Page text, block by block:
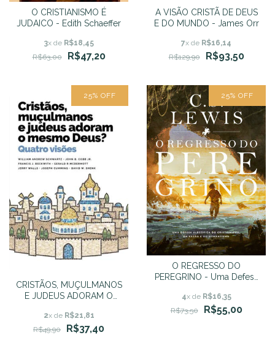
O CRISTIANISMO É
JUDAICO - Edith Schaeffer
3x de R$18,45
R$63,00
R$47,20
A VISÃO CRISTÃ DE DEUS
E DO MUNDO - James Orr
7x de R$16,14
R$129,90
R$93,50
25% OFF
CRISTÃOS, MUÇULMANOS
E JUDEUS ADORAM O
Andrew Schwartz
2x de R$21,81
R$49,90
R$37,40
25% OFF
O REGRESSO DO
PEREGRINO - Uma Defesa
da Razão e do
Romantismo - C.S. Lewis
4x de R$16,35
R$73,50
R$55,00